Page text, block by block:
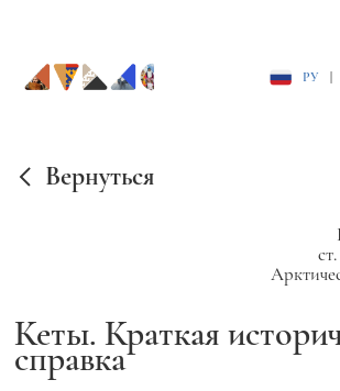
РУ
Вернуться
Кеты. Краткая
справка